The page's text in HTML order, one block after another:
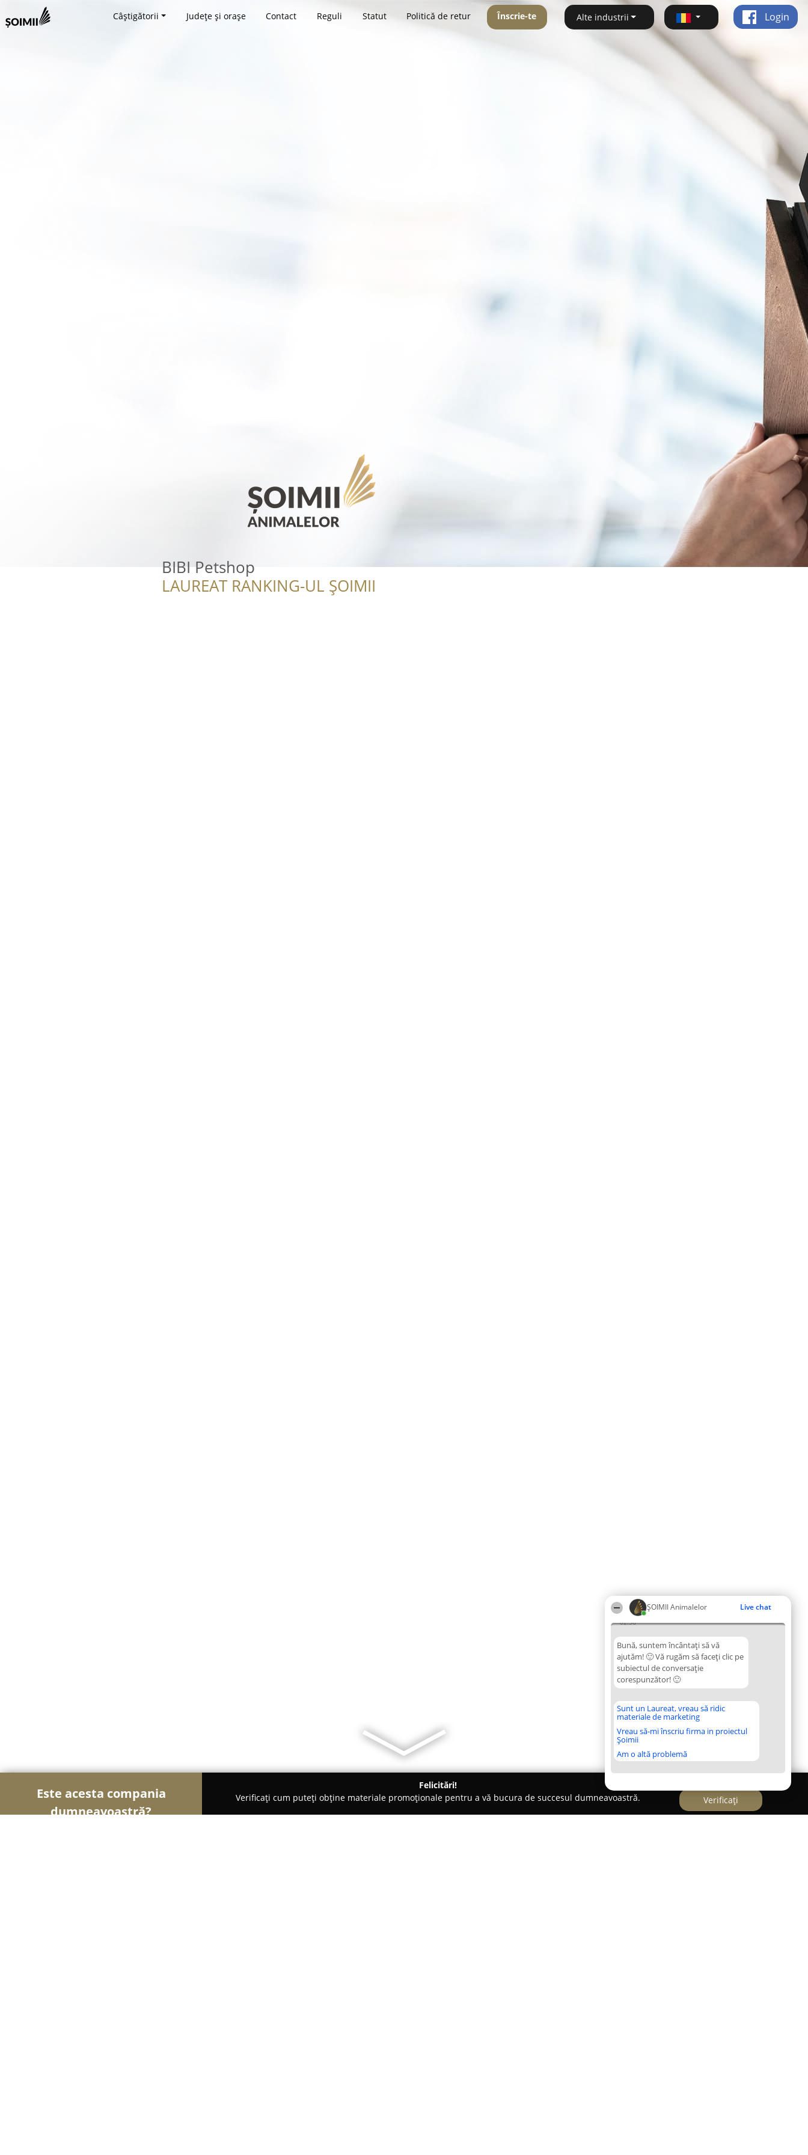
ŞOIMII Animalelor Live chat
02:56
Bună, suntem încântați să vă
ajutăm! 🙂 Vă rugăm să faceți clic pe
subiectul de conversație
corespunzător! 🙂
Sunt un Laureat, vreau să ridic
materiale de marketing
Vreau să-mi înscriu firma in proiectul
Șoimii
Am o altă problemă
Câștigătorii Județe și orașe Contact Reguli Statut Politică de retur Înscrie-te Alte industrii Login
BIBI Petshop
LAUREAT RANKING-UL ȘOIMII
Este acesta compania
dumneavoastră?
Felicitări!
Verificați cum puteți obține materiale promoționale pentru a vă bucura de succesul dumneavoastră.
Verificați